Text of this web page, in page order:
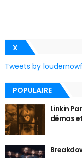
X
Tweets by
POPULAIRE
Linkin
démos